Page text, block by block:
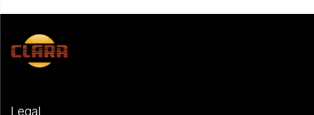
situațiilor la care pot...
Legal